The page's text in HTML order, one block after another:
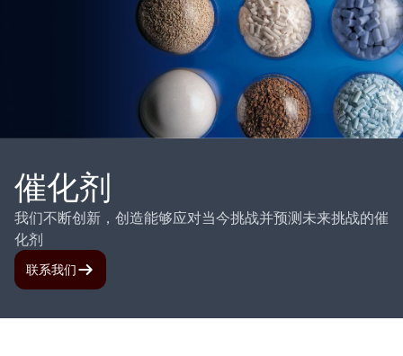
催化剂
我们不断创新，创造能够应对当今挑战并预测未来挑战的催
化剂
联系我们